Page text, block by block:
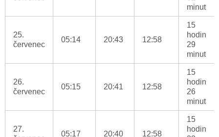
minut
25.
červenec
05:14 20:43 12:58
15
hodin
29
minut
26.
červenec
05:15 20:41 12:58
15
hodin
26
minut
27.
05:17 20:40 12:58
15
hodin